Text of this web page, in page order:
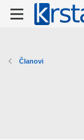
Članovi